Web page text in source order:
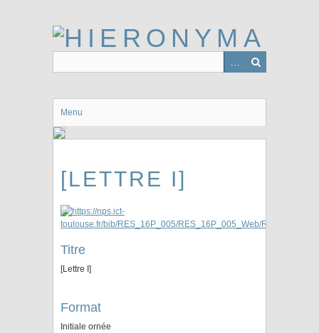
Menu
[LETTRE I]
Titre
[Lettre I]
Format
Initiale ornée